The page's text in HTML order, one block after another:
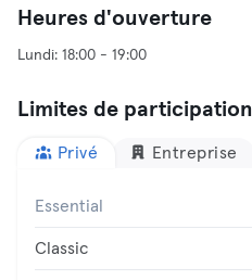
Heures d'ouverture
Limites de participation
Privé Entreprise
Essential
Classic